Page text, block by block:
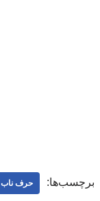
برچسب‌ها: حرف ناب